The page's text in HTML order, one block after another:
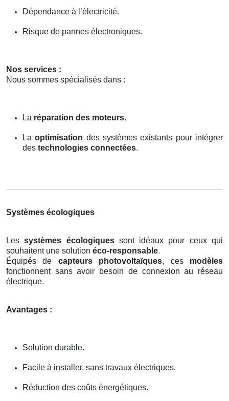
Dépendance à l’électricité.
Risque de pannes électroniques.
Nos services :
Nous sommes spécialisés dans :
La réparation des moteurs.
Laoptimisation des systèmes existants pour intégrer
des technologies connectées.
Systèmes écologiques
Lessystèmes écologiquessont idéaux pour ceux qui
souhaitent une solution éco-responsable.
Équipés de capteurs photovoltaïques, ces modèles
fonctionnent sans avoir besoin de connexion au réseau
électrique.
Avantages :
Solution durable.
Facile à installer, sans travaux électriques.
Réduction des coûts énergétiques.